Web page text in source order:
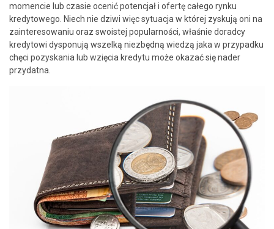
momencie lub czasie ocenić potencjał i ofertę całego rynku
kredytowego. Niech nie dziwi więc sytuacja w której zyskują oni na
zainteresowaniu oraz swoistej popularności, właśnie doradcy
kredytowi dysponują wszelką niezbędną wiedzą jaka w przypadku
chęci pozyskania lub wzięcia kredytu może okazać się nader
przydatna.